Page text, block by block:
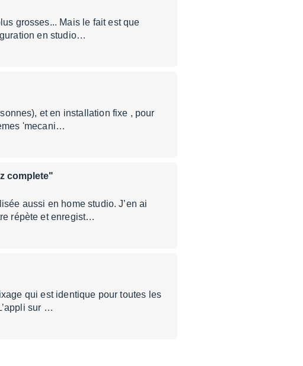
grosses... Mais le fait est que
en studio…
et en installation fixe , pour
'mecani…
complete"
aussi en home studio. J’en ai
répète et enregist…
qui est identique pour toutes les
sur …